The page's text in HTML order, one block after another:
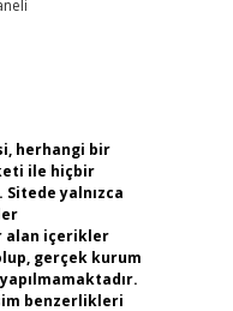
herhangi bir
ile hiçbir
Sitede yalnızca
alan içerikler
gerçek kurum
benzerlikleri